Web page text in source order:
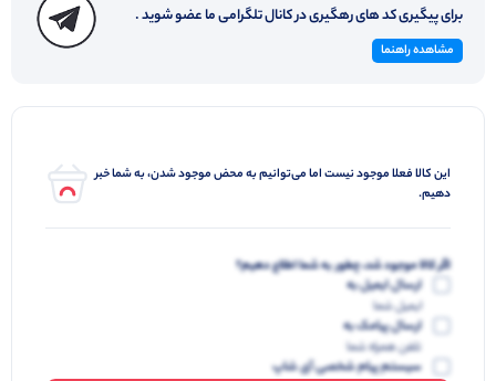
برای پیگیری کد های رهگیری در کانال تلگرامی ما عضو شوید .
مشاهده راهنما
این کالا فعلا موجود نیست اما می‌توانیم به محض موجود شدن، به شما خبر
دهیم.
اگر کالا موجود شد، چطور به شما اطلاع دهیم؟
ارسال ایمیل به
ایمیل شما
ارسال پیامک به
تلفن همراه شما
سیستم پیام شخصی آی شاپ